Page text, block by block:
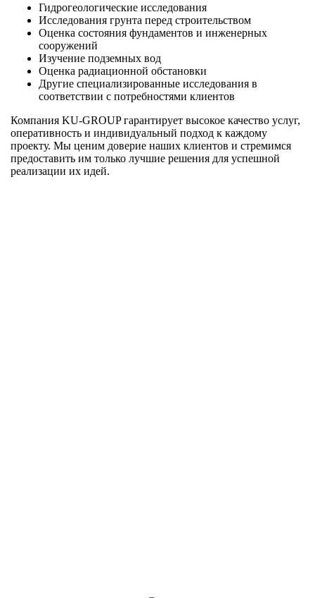
Гидрогеологические исследования
Исследования грунта перед строительством
Оценка состояния фундаментов и инженерных
сооружений
Изучение подземных вод
Оценка радиационной обстановки
Другие специализированные исследования в
соответствии с потребностями клиентов
Компания KU-GROUP гарантирует высокое качество услуг,
оперативность и индивидуальный подход к каждому
проекту. Мы ценим доверие наших клиентов и стремимся
предоставить им только лучшие решения для успешной
реализации их идей.